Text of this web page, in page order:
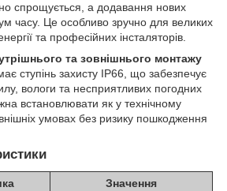
спрощується, а додавання нових
часу. Це особливо зручно для великих
та професійних інсталяторів.
та зовнішнього монтажу
ступінь захисту IP66, що забезпечує
вологи та несприятливих погодних
встановлювати як у технічному
умовах без ризику пошкодження
Значення